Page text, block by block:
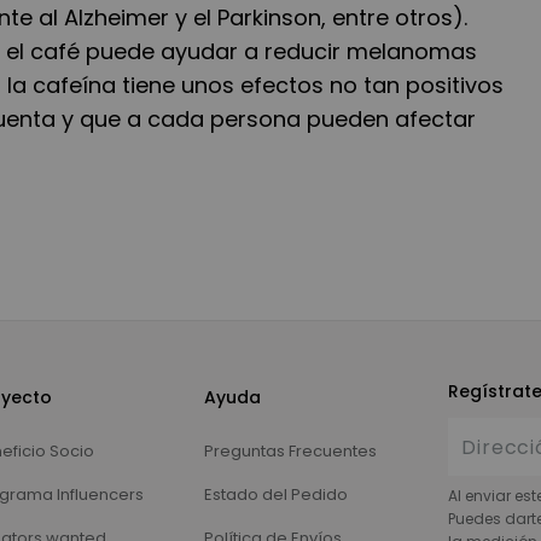
al Alzheimer y el Parkinson, entre otros).
café puede ayudar a reducir melanomas
la cafeína tiene unos efectos no tan positivos
y que a cada persona pueden afectar
Socio
Influencers
Ayuda
Preguntas Frecuentes
Estado del Pedido
Al enviar
Puedes